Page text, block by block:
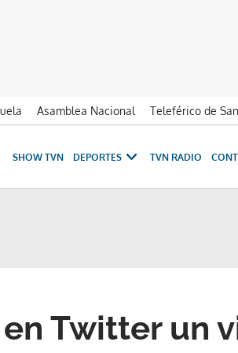
Asamblea Nacional Teleférico de
SHOW TVN DEPORTES TVN RADIO
Twitter un